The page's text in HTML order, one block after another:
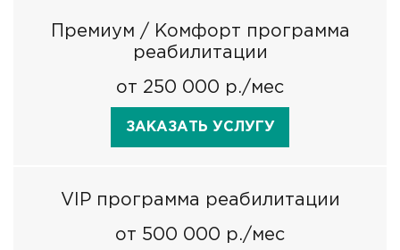
Премиум / Комфорт программа
реабилитации
от 250 000 р./мес
ЗАКАЗАТЬ УСЛУГУ
VIP программа реабилитации
от 500 000 р./мес